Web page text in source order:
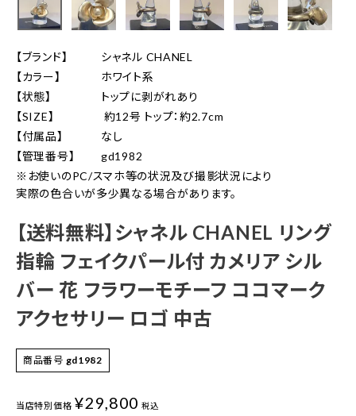
【ブランド】
シャネル CHANEL
【カラー】
ホワイト系
【状態】
トップに剥がれあり
【SIZE】
約12号 トップ：約2.7cm
【付属品】
なし
【管理番号】
gd1982
※お使いのPC/スマホ等の状況及び撮影状況により
実際の色合いが多少異なる場合があります。
【送料無料】シャネル CHANEL リング
指輪 フェイクパール付 カメリア シル
バー 花 フラワーモチーフ ココマーク
アクセサリー ロゴ 中古
商品番号 gd1982
当店特別価格 ¥29,800 税込